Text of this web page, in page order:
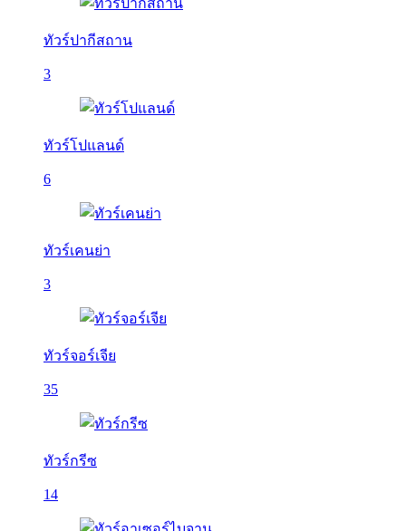
ทัวร์ปากีสถาน
3
ทัวร์โปแลนด์
6
ทัวร์เคนย่า
3
ทัวร์จอร์เจีย
35
ทัวร์กรีซ
14